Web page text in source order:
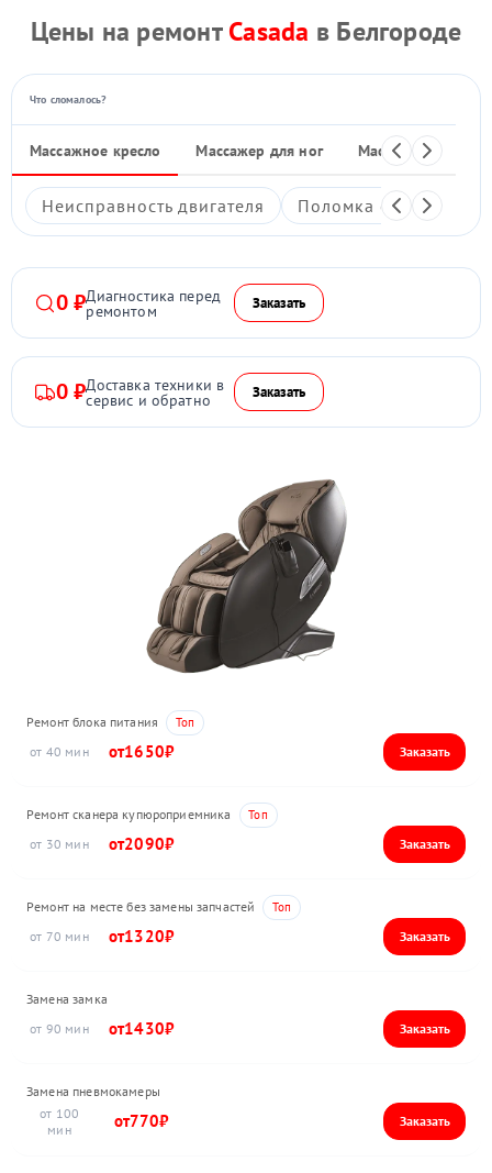
Цены на ремонтCasada в Белгороде
Что сломалось?
Массажное кресло Массажер для ног Массажные
Неисправность двигателя Поломка системы
0 ₽Диагностика перед
ремонтом Заказать
0 ₽Доставка техники в
сервис и обратно Заказать
Ремонт блока питания
40
1650
Ремонт сканера купюроприемника
30
2090
Ремонт на месте без замены запчастей
70
1320
Замена замка
90
1430
Замена пневмокамеры
100
770